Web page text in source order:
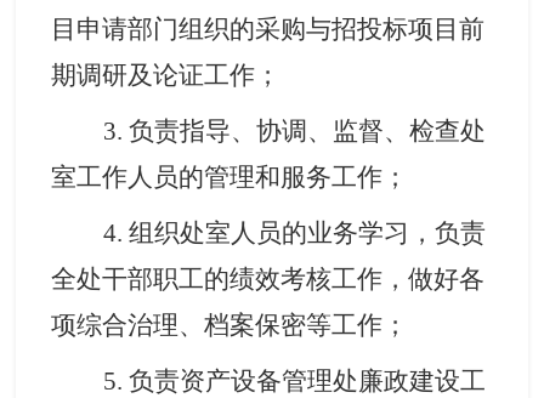
目申请部门组织的采购与招投标项目前
期调研及论证工作 ；
3.负责指导、协调、监督、检查处
室工作人员的管理和服务工作 ；
4.组织处室人员的业务学习，负责
全处干部职工的绩效考核工作，做好各
项综合治理、档案保密等工作 ；
5.负责资产设备管理处廉政建设工